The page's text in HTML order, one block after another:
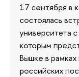
17 сентября в
состоялась
университета
которым
Вышке в
российских